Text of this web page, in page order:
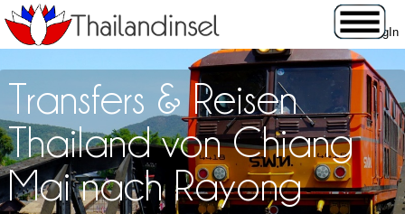
Transfers & Reisen
Thailand von Chiang
Mai nach Rayong